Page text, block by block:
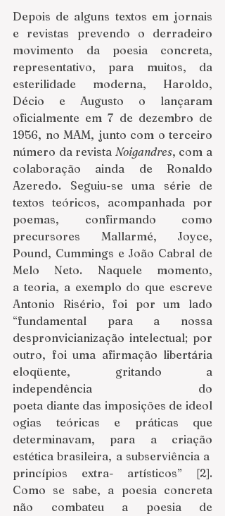
Depois de alguns textos em jornais
e revistas prevendo o derradeiro
movimento da poesia concreta,
representativo, para muitos, da
esterilidade moderna, Haroldo,
Décio e Augusto o lançaram
oficialmente em 7 de dezembro de
1956, no MAM, junto com o terceiro
número da revista Noigandres, com a
colaboração ainda de Ronaldo
Azeredo. Seguiu-se uma série de
textos teóricos, acompanhada por
poemas, confirmando como
precursores Mallarmé, Joyce,
Pound, Cummings e João Cabral de
Melo Neto. Naquele momento,
a teoria, a exemplo do que escreve
Antonio Risério, foi por um lado
“fundamental para a nossa
despronvicianização intelectual; por
outro, foi uma afirmação libertária
eloqüente, gritando a
independência do
poeta diante das imposições de ideol
ogias teóricas e práticas que
determinavam, para a criação
estética brasileira, a subserviência a
princípios extra- artísticos” [2].
Como se sabe, a poesia concreta
não combateu a poesia de